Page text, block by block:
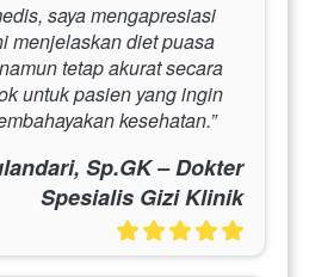
saya mengapresiasi
menjelaskan diet puasa
tetap akurat secara
untuk pasien yang ingin
kesehatan.”
Sp.GK – Dokter
Spesialis Gizi Klinik